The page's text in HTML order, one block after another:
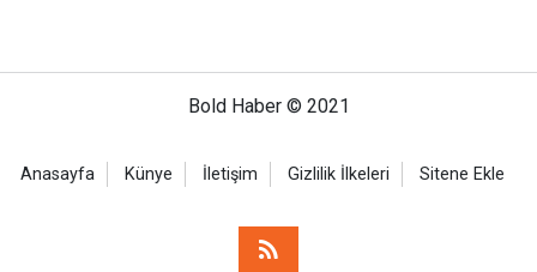
Bold Haber © 2021
Anasayfa Künye İletişim Gizlilik İlkeleri Sitene Ekle